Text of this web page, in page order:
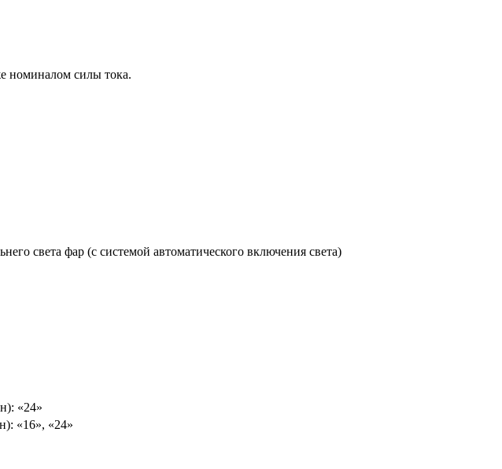
номиналом силы тока.
света фар (с системой автоматического включения света)
«24»
«16», «24»